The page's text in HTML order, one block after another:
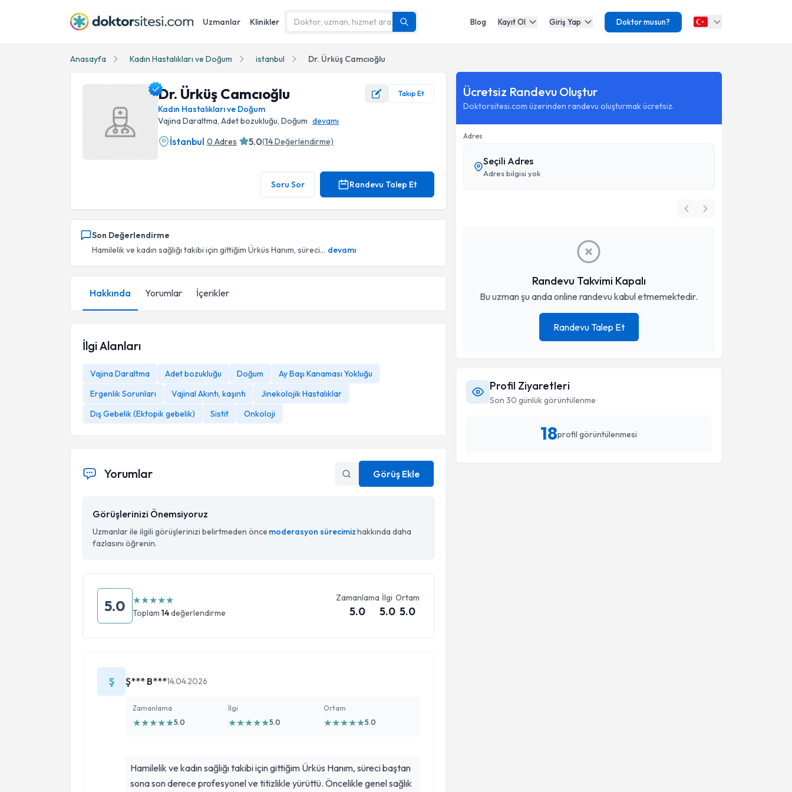
Uzmanlar Klinikler Blog Kayıt Ol Giriş Yap Doktor musun?
Anasayfa Kadın Hastalıkları ve Doğum istanbul Dr. Ürküş Camcıoğlu
Dr. Ürküş Camcıoğlu Takip Et
Kadın Hastalıkları ve Doğum
Vajina Daraltma, Adet bozukluğu, Doğum devamı
İstanbul 0 Adres 5.0(14Değerlendirme)
Soru Sor Randevu Talep Et
Son Değerlendirme
Hamilelik ve kadın sağlığı takibi için gittiğim Ürküs Hanım, süreci... devamı
Hakkında Yorumlar İçerikler
İlgi Alanları
Vajina Daraltma Adet bozukluğu Doğum
Ay Başı Kanaması Yokluğu
Ergenlik Sorunları
Vajinal Akıntı, kaşıntı
Jinekolojik Hastalıklar
Dış Gebelik (Ektopik gebelik)
Sistit Onkoloji
Yorumlar Görüş Ekle
Görüşlerinizi Önemsiyoruz
Uzmanlar ile ilgili görüşlerinizi belirtmeden önce moderasyon sürecimizhakkında daha
fazlasını öğrenin.
5.0 ★★★★★
Toplam 14değerlendirme
Zamanlama
5.0
İlgi
5.0
Ortam
5.0
Ş Ş*** B***14.04.2026
Zamanlama
★★★★★5.0
İlgi
★★★★★5.0
Ortam
★★★★★5.0
Hamilelik ve kadın sağlığı takibi için gittiğim Ürküs Hanım, süreci baştan
sona son derece profesyonel ve titizlikle yürüttü. Öncelikle genel sağlık
Ücretsiz Randevu Oluştur
Doktorsitesi.com üzerinden randevu oluşturmak ücretsiz.
Adres
Seçili Adres
Adres bilgisi yok
Randevu Takvimi Kapalı
Bu uzman şu anda online randevu kabul etmemektedir.
Randevu Talep Et
Profil Ziyaretleri
Son 30 günlük görüntülenme
18profil görüntülenmesi